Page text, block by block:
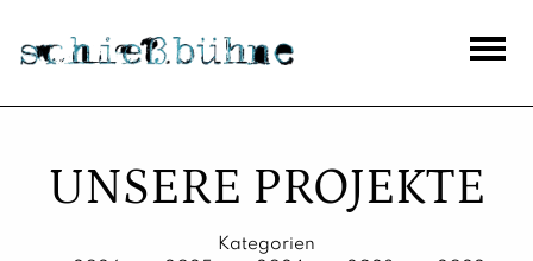
Theaterhaus Schießbühne
UNSERE PROJEKTE
Kategorien